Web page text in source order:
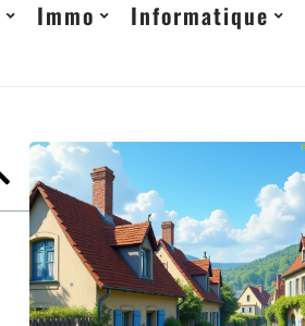
Immo Informatique